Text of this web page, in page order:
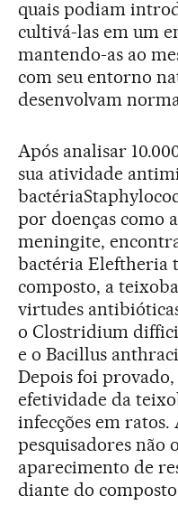
quais podiam
cultivá-las em um
mantendo-as ao
com seu entorno
desenvolvam
Após analisar
sua atividade
por doenças como
meningite,
bactéria Eleftheria
composto, a
virtudes
o Clostridium
e o Bacillus
Depois foi provado,
efetividade da
infecções em ratos.
pesquisadores não
aparecimento de
diante do